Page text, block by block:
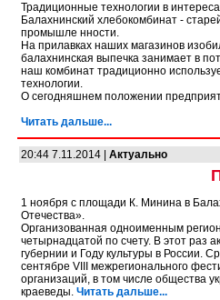
Традиционные технологии в
Балахнинский хлебокомбинат -
промышле нности.
На прилавках наших магазинов
балахнинская выпечка занимает в
наш комбинат традиционно
технологии.
О сегодняшнем положении
Читать дальше...
20:44 7.11.2014 | Актуально
1 ноября с площади К. Минина в
Отечества».
Организованная одноименным
четырнадцатой по счету. В этот раз
губернии и Году культуры в России.
сентябре VIII межрегионального
организаций, в том числе общества
краеведы. Читать дальше...